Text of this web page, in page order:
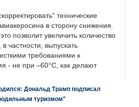
технические
в сторону снижения.
позволит увеличить количество
частности, выпускать
требованиями к
- не при –60°C, как делают
Дональд Трамп подписал
туризмом"